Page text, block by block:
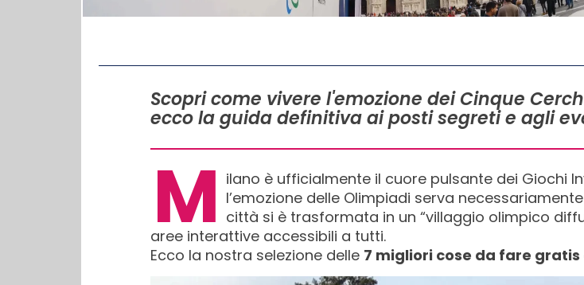
Scopri come vivere l'emozione dei Cinque
ecco la guida definitiva ai posti segreti e agli
M ilano è ufficialmente il cuore pulsante dei Giochi
l’emozione delle Olimpiadi serva
città si è trasformata in un “villaggio olimpico
aree interattive accessibili a tutti.
Ecco la nostra selezione delle 7 migliori cose da fare